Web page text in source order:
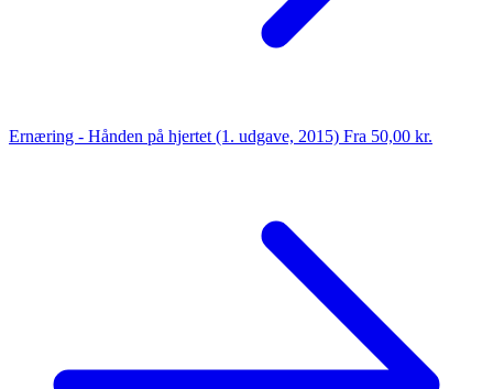
Ernæring - Hånden på hjertet (1. udgave, 2015) Fra 50,00 kr.